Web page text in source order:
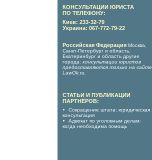
КОНСУЛЬТАЦИИ ЮРИСТА
ПО ТЕЛЕФОНУ:
Киев: 233-32-79
Украина: 067-772-79-22
Российская Федерация Москва,
Санкт-Петербург и область,
Екатеринбург и область другие
города: консультации юристов
предоставляются только на сайте
LawOk.ru
СТАТЬИ И ПУБЛИКАЦИИ
ПАРТНЁРОВ:
Сокращение штата: юридическая
консультация
Адвокат по уголовным делам:
когда необходима помощь